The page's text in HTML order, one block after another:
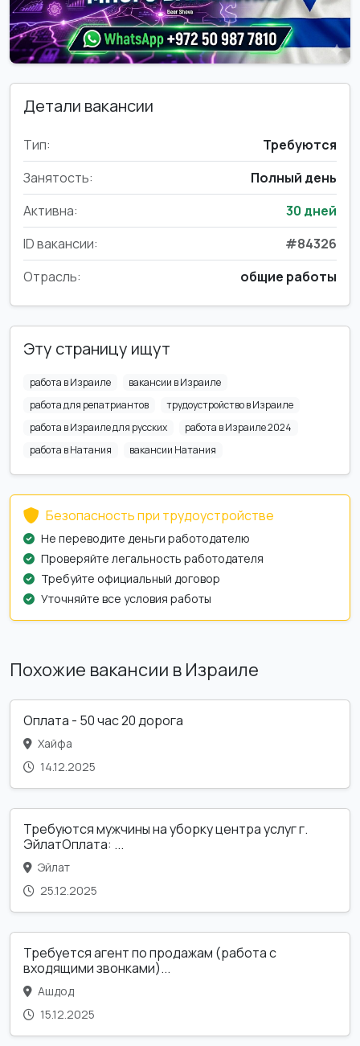
Детали вакансии
Тип:
Требуются
Занятость:
Полный день
Активна:
30 дней
ID вакансии:
#84326
Отрасль:
общие работы
Эту страницу ищут
работа в Израиле
вакансии в Израиле
работа для репатриантов
трудоустройство в Израиле
работа в Израиле для русских
работа в Израиле 2024
работа в Натания
вакансии Натания
Безопасность при трудоустройстве
Не переводите деньги работодателю
Проверяйте легальность работодателя
Требуйте официальный договор
Уточняйте все условия работы
Похожие вакансии в Израиле
Оплата - 50 час 20 дорога
Хайфа
14.12.2025
Требуются мужчины на уборку центра услуг г.
ЭйлатОплата: ...
Эйлат
25.12.2025
Требуется агент по продажам (работа с
входящими звонками)...
Ашдод
15.12.2025